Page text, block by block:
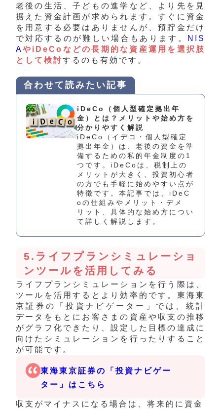
老後の生活、子どもの進学など、より先を見
据えた資金計画が求められます。すぐに資金
を用意する必要はありませんが、預貯金だけ
で対応するのが難しい場合もあります。
NIS
AやiDeCoなどの長期的な資産運用を選択肢
として検討するのも有効です。
合わせて読みたい記事
iDeCo（個人型確定拠出年
金）とは？メリットや始め方を
分かりやすく解説
iDeCo（イデコ・個人型確定
拠出年金）は、老後の資金を準
備するための私的年金制度の1
つです。iDeCoは、税制上の
メリットが大きく、投資初心者
の方でも手軽に始めやすい点が
特徴です。本記事では、iDeC
oの仕組みやメリット・デメ
リット、具体的な始め方につい
て詳しく解説します。
5.ライフプランシミュレーショ
ンツールを活用してみる
ライフプランシミュレーションを行う際は、
ツールを活用するとより効率的です。 東海東
京証券の「投資ナビゲーター 」では、 統計
データをもとにお客さまの資産や収支の推移
がグラフ化できたり、設定した目標の達成に
向けたシミュレーションを行ったりすること
が 可能です。
東海東京証券の「投資ナビゲー
ター」はこちら
収支がマイナスになる場合は、将来的に資金